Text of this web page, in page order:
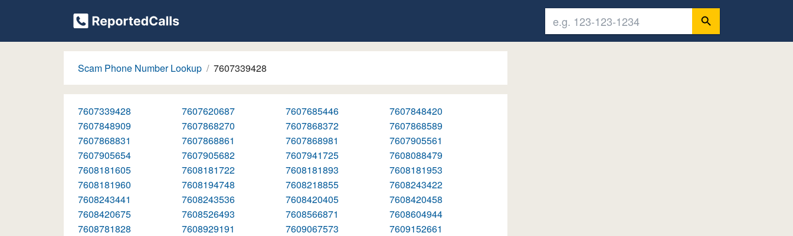
Scam Phone Number Lookup 7607339428
7607339428 7607620687 7607685446
7607848420
7607848909
7607868270 7607868372
7607868589
7607868831
7607868861 7607868981
7607905561
7607905654
7607905682 7607941725
7608088479
7608181605
7608181722 7608181893
7608181953
7608181960
7608194748 7608218855
7608243422
7608243441
7608243536 7608420405
7608420458
7608420675
7608526493 7608566871
7608604944
7608781828
7608929191 7609067573
7609152661